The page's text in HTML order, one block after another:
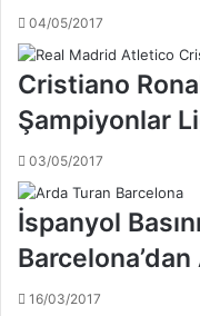
k
ı
n
a
k
i
s
i
u
p
a
a
'
n
d
a
n
04/05/2017
Cristiano
Şampiyonlar
03/05/2017
İspanyol
Barcelona’dan
16/03/2017